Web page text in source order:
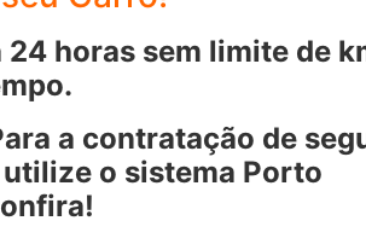
horas sem limite de
a contratação de
o sistema Porto